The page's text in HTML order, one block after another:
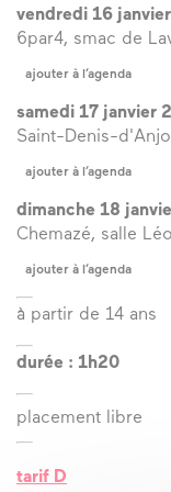
la Nièvre, la
Morvan, le Moulin
vendredi 16
6par4, smac de
ajouter à l’agenda
samedi 17 janvier
Saint-Denis-
ajouter à l’agenda
dimanche 18
Chemazé, salle
ajouter à l’agenda
à partir de 14 ans
durée : 1h20
placement libre
tarif D